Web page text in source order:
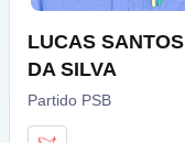
LUCAS SANTOS
DA SILVA
Partido PSB